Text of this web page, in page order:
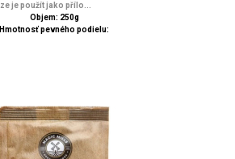
je použít jako přílo...
Objem: 250g
Hmotnosť pevného podielu: